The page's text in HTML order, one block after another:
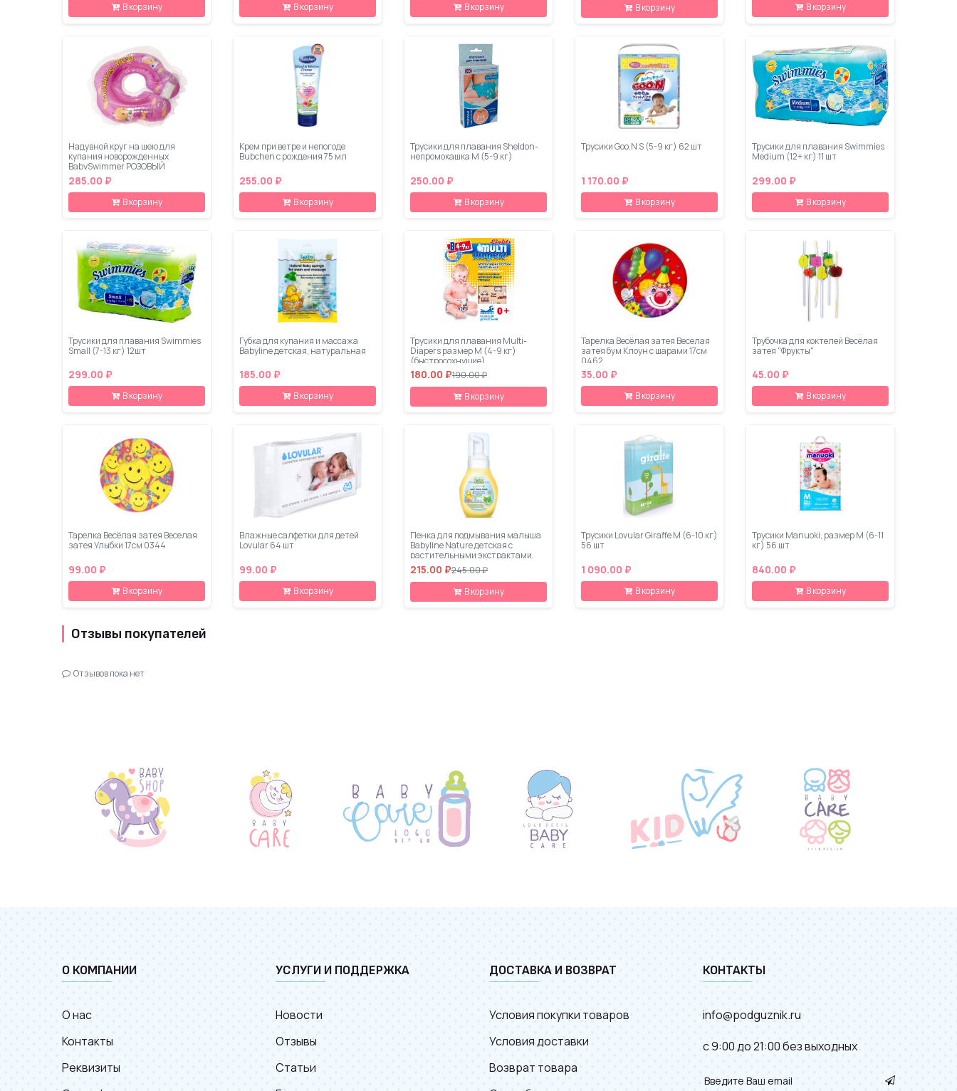
В корзину В корзину В корзину
В корзину
В корзину
Надувной круг на шею для
купания новорожденных
BabySwimmer РОЗОВЫЙ
285.00 ₽
В корзину
Крем при ветре и непогоде
Bubchen с рождения 75 мл
255.00 ₽
В корзину
Трусики для плавания Sheldon-
непромокашка M (5-9 кг)
250.00 ₽
В корзину
Трусики Goo.N S (5-9 кг) 62 шт
1 170.00 ₽
В корзину
Трусики для плавания Swimmies
Medium (12+ кг) 11 шт
299.00 ₽
В корзину
Трусики для плавания Swimmies
Small (7-13 кг) 12шт
299.00 ₽
В корзину
Губка для купания и массажа
Babyline детская, натуральная
185.00 ₽
В корзину
Трусики для плавания Multi-
Diapers размер M (4-9 кг)
(быстросохнущие)
180.00 ₽190.00 ₽
В корзину
Тарелка Весёлая затея Веселая
затея бум Клоун с шарами 17см
0462
35.00 ₽
В корзину
Трубочка для коктелей Весёлая
затея "Фрукты"
45.00 ₽
В корзину
Тарелка Весёлая затея Веселая
затея Улыбки 17см 0344
99.00 ₽
В корзину
Влажные салфетки для детей
Lovular 64 шт
99.00 ₽
В корзину
Пенка для подмывания малыша
Babyline Nature детская с
растительными экстрактами,
дозатор 280 мл
215.00 ₽245.00 ₽
В корзину
Трусики Lovular Giraffe M (6-10 кг)
56 шт
1 090.00 ₽
В корзину
Трусики Manuoki, размер М (6-11
кг) 56 шт
840.00 ₽
В корзину
Отзывы покупателей
Отзывов пока нет
О КОМПАНИИ
О нас
Контакты
Реквизиты
УСЛУГИ И ПОДДЕРЖКА
Новости
Отзывы
Статьи
ДОСТАВКА И ВОЗВРАТ
Условия покупки товаров
Условия доставки
Возврат товара
КОНТАКТЫ
info@podguznik.ru
с 9:00 до 21:00 без выходных